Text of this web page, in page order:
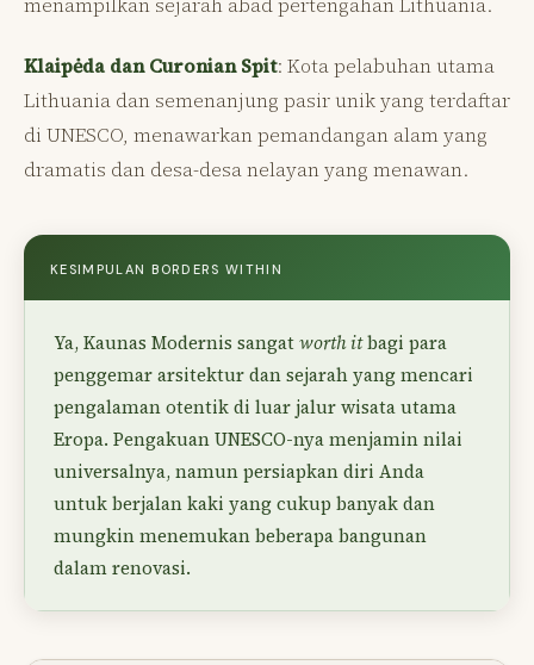
Klaipėda dan Curonian Spit: Kota pelabuhan utama
Lithuania dan semenanjung pasir unik yang terdaftar
di UNESCO, menawarkan pemandangan alam yang
dramatis dan desa-desa nelayan yang menawan.
KESIMPULAN BORDERS WITHIN
Ya, Kaunas Modernis sangatworth itbagi para
penggemar arsitektur dan sejarah yang mencari
pengalaman otentik di luar jalur wisata utama
Eropa. Pengakuan UNESCO-nya menjamin nilai
universalnya, namun persiapkan diri Anda
untuk berjalan kaki yang cukup banyak dan
mungkin menemukan beberapa bangunan
dalam renovasi.